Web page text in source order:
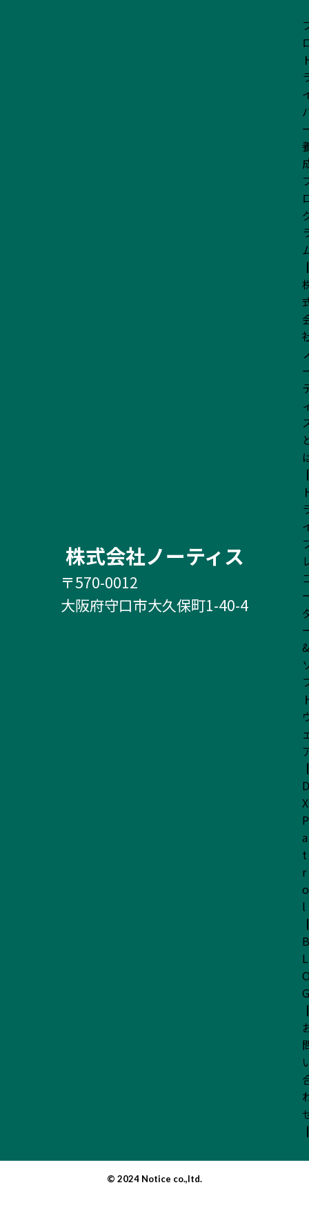
株式会社ノーティス
〒570-0012
大阪府守口市大久保町1-40-4
&
D
X
P
a
t
r
o
l
B
L
G
© 2024 Notice co.,ltd.